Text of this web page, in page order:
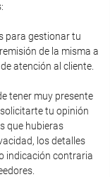
para gestionar tu
de la misma a
atención al cliente.
tener muy presente
tu opinión
que hubieras
los detalles
indicación contraria